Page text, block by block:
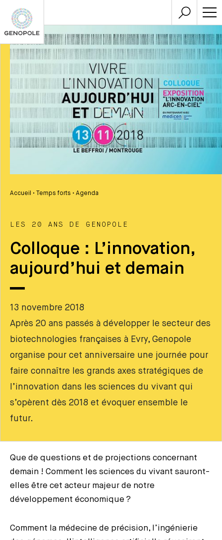
Accueil • Temps forts • Agenda
LES 20 ANS DE GENOPOLE
Colloque : L’innovation,
aujourd’hui et demain
13 novembre 2018
Après 20 ans passés à développer le secteur des
biotechnologies françaises à Evry, Genopole
organise pour cet anniversaire une journée pour
faire connaître les grands axes stratégiques de
l’innovation dans les sciences du vivant qui
s’opèrent dès 2018 et évoquer ensemble le
futur.
Que de questions et de projections concernant
demain ! Comment les sciences du vivant sauront-
elles être cet acteur majeur de notre
développement économique ?
Comment la médecine de précision, l’ingénierie